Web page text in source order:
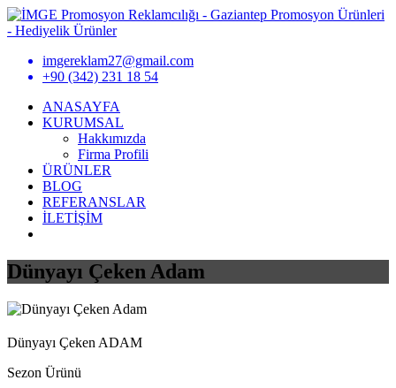
imgereklam27@gmail.com
+90 (342) 231 18 54
ANASAYFA
KURUMSAL
Hakkımızda
Firma Profili
ÜRÜNLER
BLOG
REFERANSLAR
İLETİŞİM
Dünyayı Çeken Adam
Dünyayı Çeken ADAM
Sezon Ürünü